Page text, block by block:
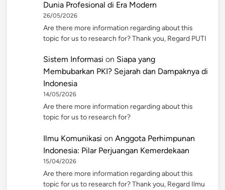
Dunia Profesional di Era Modern
26/05/2026
Are there more information regarding about this
topic for us to research for? Thank you, Regard PUTI
Sistem Informasi on Siapa yang
Membubarkan PKI? Sejarah dan Dampaknya di
Indonesia
14/05/2026
Are there more information regarding about this
topic for us to research for?
Ilmu Komunikasi on Anggota Perhimpunan
Indonesia: Pilar Perjuangan Kemerdekaan
15/04/2026
Are there more information regarding about this
topic for us to research for? Thank you, Regard Ilmu